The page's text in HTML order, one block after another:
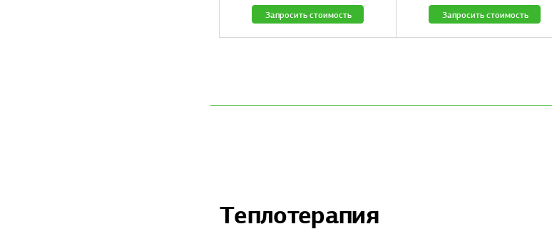
Запросить стоимость Запросить стоимость
Теплотерапия